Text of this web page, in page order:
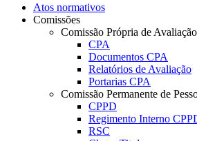
Atos normativos
Comissões
Comissão Própria de Avaliação
CPA
Documentos CPA
Relatórios de Avaliação
Portarias CPA
Comissão Permanente de
CPPD
Regimento Interno
RSC